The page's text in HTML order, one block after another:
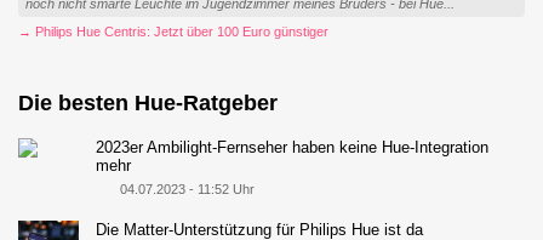
noch nicht smarte Leuchte im Jugendzimmer meines Bruders - bei Hue...
→ Philips Hue Centris: Jetzt über 100 Euro günstiger
Die besten Hue-Ratgeber
2023er Ambilight-Fernseher haben keine Hue-Integration
mehr
04.07.2023 - 11:52 Uhr
Die Matter-Unterstützung für Philips Hue ist da